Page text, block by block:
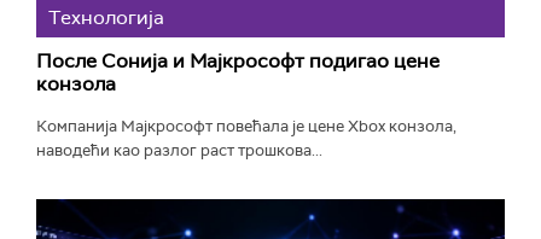
Технологијa
После Сонија и Мајкрософт подигао цене
конзола
Компанија Мајкрософт повећала је цене Xbox конзола,
наводећи као разлог раст трошкова...